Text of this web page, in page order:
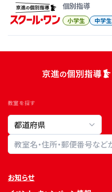
個別指導
小学生 中学生
教室を探す
教室検索
お知らせ